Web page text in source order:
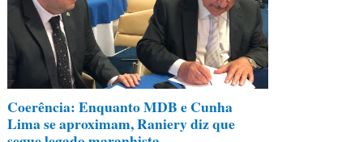
Coerência: Enquanto MDB e Cunha
Lima se aproximam, Raniery diz que